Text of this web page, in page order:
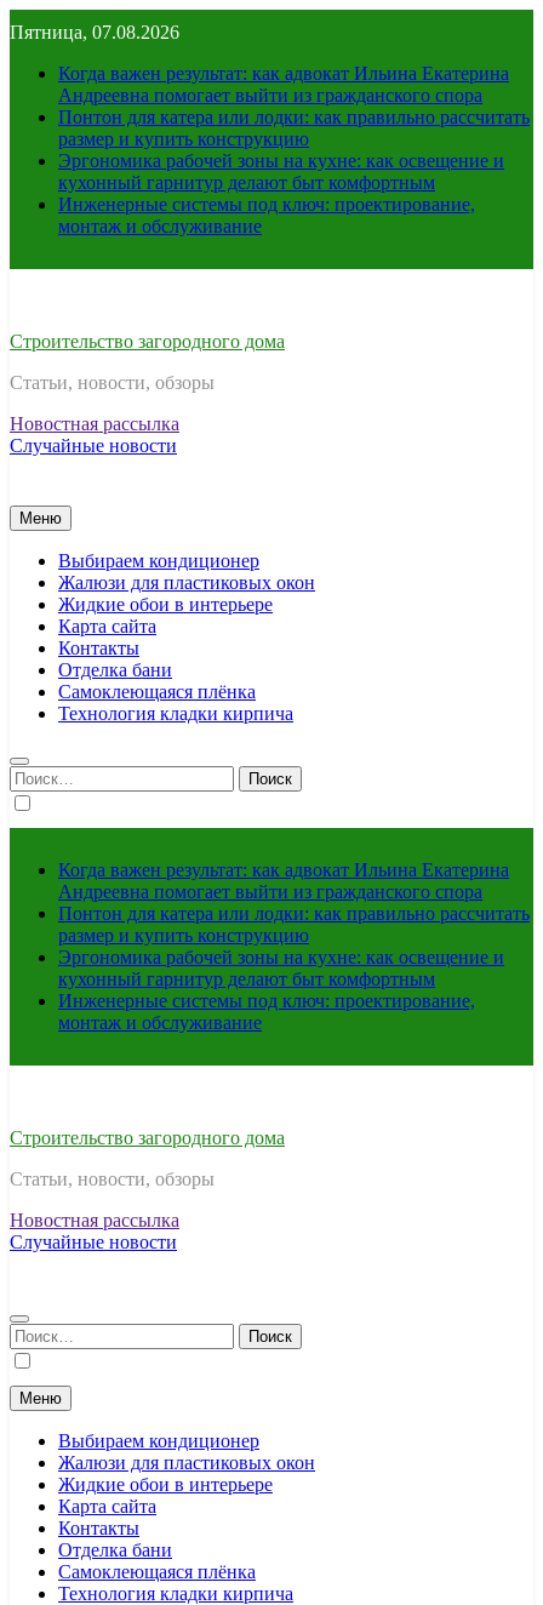
к
содержимому
Пятница, 07.08.2026
Когда важен результат: как адвокат Ильина Екатерина
Андреевна помогает выйти из гражданского спора
Понтон для катера или лодки: как правильно рассчитать
размер и купить конструкцию
Эргономика рабочей зоны на кухне: как освещение и
кухонный гарнитур делают быт комфортным
Инженерные системы под ключ: проектирование,
монтаж и обслуживание
Строительство загородного дома
Статьи, новости, обзоры
Новостная рассылка
Случайные новости
Меню
Выбираем кондиционер
Жалюзи для пластиковых окон
Жидкие обои в интерьере
Карта сайта
Контакты
Отделка бани
Самоклеющаяся плёнка
Технология кладки кирпича
Найти:
Когда важен результат: как адвокат Ильина Екатерина
Андреевна помогает выйти из гражданского спора
Понтон для катера или лодки: как правильно рассчитать
размер и купить конструкцию
Эргономика рабочей зоны на кухне: как освещение и
кухонный гарнитур делают быт комфортным
Инженерные системы под ключ: проектирование,
монтаж и обслуживание
Строительство загородного дома
Статьи, новости, обзоры
Новостная рассылка
Случайные новости
Найти:
Меню
Выбираем кондиционер
Жалюзи для пластиковых окон
Жидкие обои в интерьере
Карта сайта
Контакты
Отделка бани
Самоклеющаяся плёнка
Технология кладки кирпича